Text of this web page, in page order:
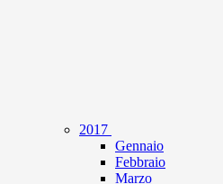
2017
Gennaio
Febbraio
Marzo